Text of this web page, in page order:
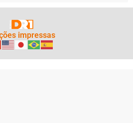
impressas